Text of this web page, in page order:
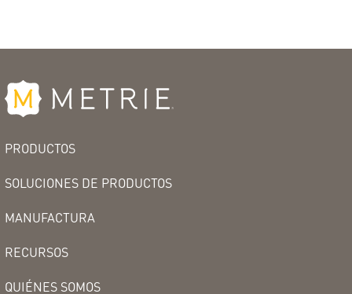
PRODUCTOS
SOLUCIONES DE PRODUCTOS
MANUFACTURA
RECURSOS
QUIÉNES SOMOS